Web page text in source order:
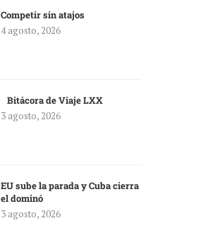
Competir sin atajos
4 agosto, 2026
Bitácora de Viaje LXX
3 agosto, 2026
EU sube la parada y Cuba cierra
el dominó
3 agosto, 2026